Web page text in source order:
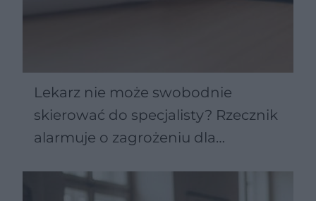
Lekarz nie może swobodnie
skierować do specjalisty? Rzecznik
alarmuje o zagrożeniu dla